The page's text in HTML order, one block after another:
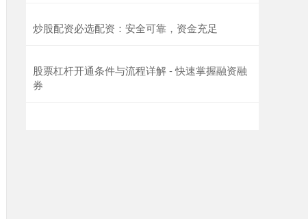
炒股配资必选配资：安全可靠，资金充足
股票杠杆开通条件与流程详解 - 快速掌握融资融
券